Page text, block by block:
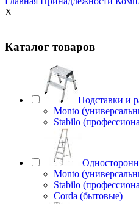
X
Каталог товаров
Подставки и
Monto
Stabilo
Monto
Stabilo
Corda (бытовые)